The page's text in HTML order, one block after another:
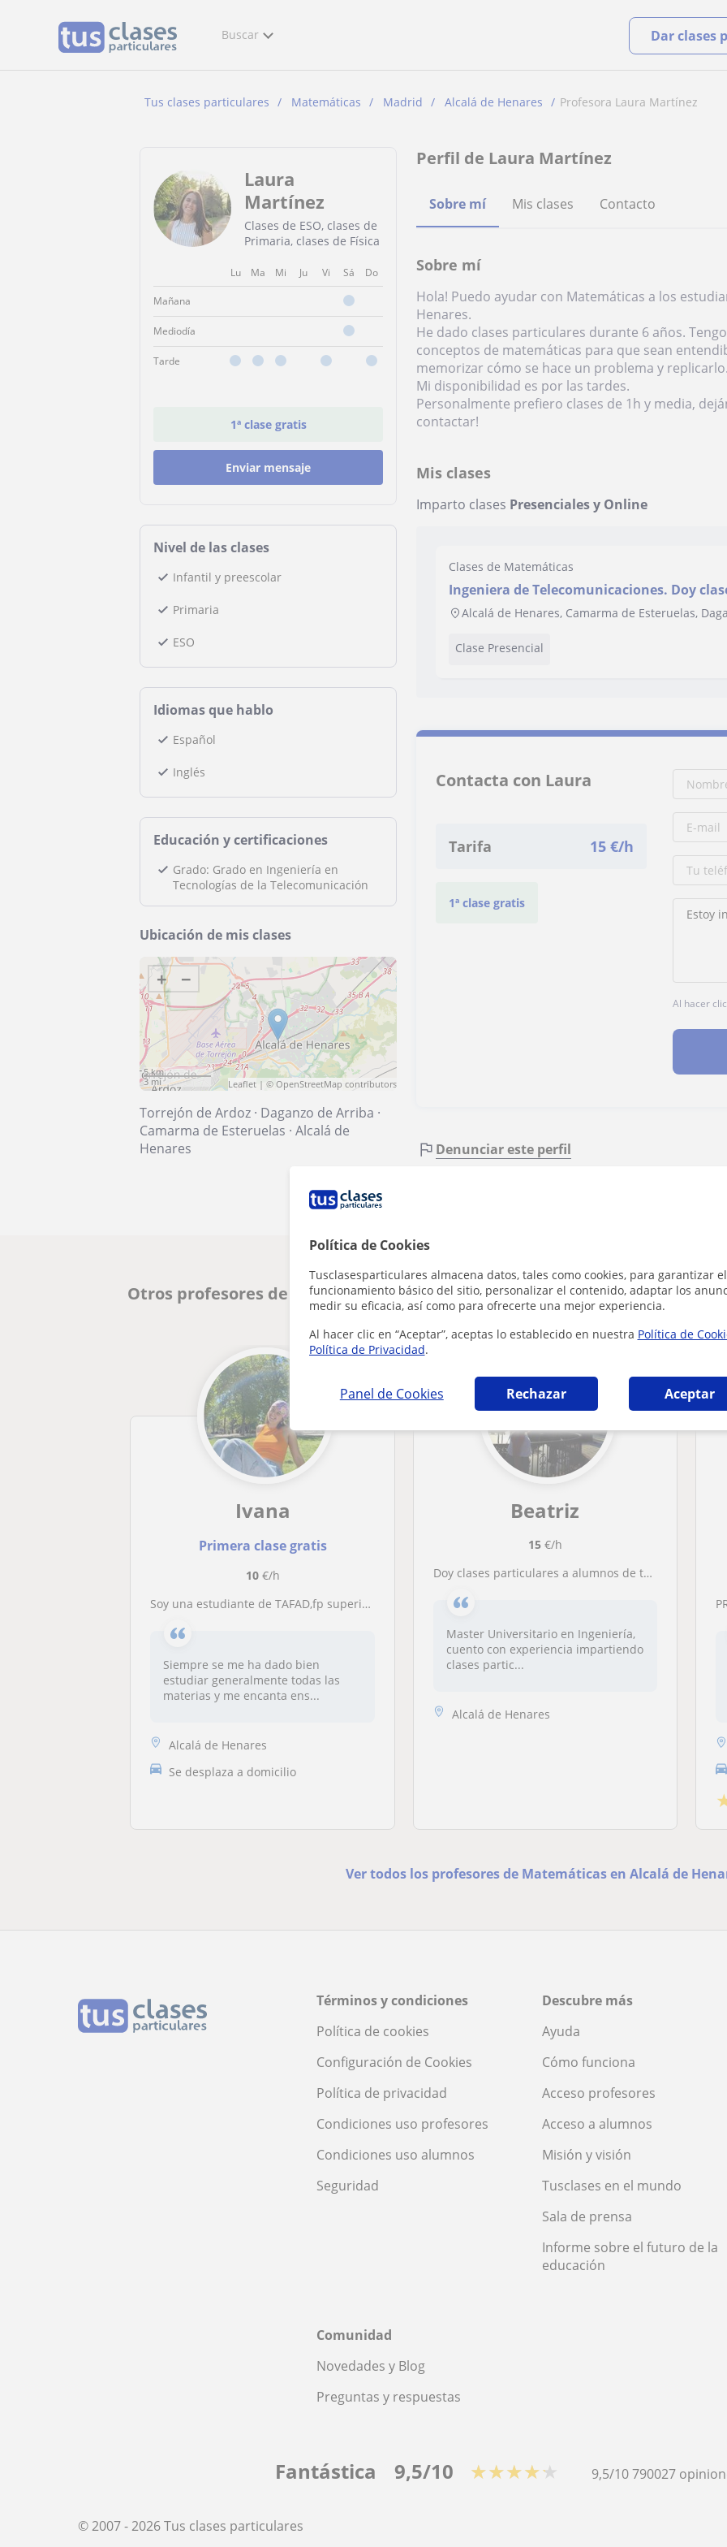
Política de Cookies
Tusclasesparticulares almacena datos, tales como cookies, para garantizar el
funcionamiento básico del sitio, personalizar el contenido, adaptar los
medir su eficacia, así como para ofrecerte una mejor experiencia.
Al hacer clic en “Aceptar”, aceptas lo establecido en nuestra Política de
Política de Privacidad.
Panel de Cookies Rechazar Aceptar
Buscar Dar clases
Tus clases particulares Matemáticas Madrid Alcalá de Henares Profesora Laura Martínez
Laura
Martínez
Clases de ESO, clases de
Primaria, clases de Física
Lu Ma Mi Ju Vi Sá Do
Mañana
Mediodía
Tarde
1ª clase gratis
Enviar mensaje
Nivel de las clases
Infantil y preescolar
Primaria
ESO
Idiomas que hablo
Español
Inglés
Educación y certificaciones
Grado: Grado en Ingeniería en
Tecnologías de la Telecomunicación
Ubicación de mis clases
+ −
5 km
3 mi
Leaflet | ©OpenStreetMap contributors
Torrejón de Ardoz · Daganzo de Arriba ·
Camarma de Esteruelas · Alcalá de
Henares
Perfil de Laura Martínez
Sobre mí Mis clases Contacto
Sobre mí
Hola! Puedo ayudar con Matemáticas a los
Henares.
He dado clases particulares durante 6 años.
conceptos de matemáticas para que sean
memorizar cómo se hace un problema y replicarlo.
Mi disponibilidad es por las tardes.
Personalmente prefiero clases de 1h y media,
contactar!
Mis clases
Imparto clases Presenciales y Online
Clases de Matemáticas
Ingeniera de Telecomunicaciones. Doy
de Henares por las tardes. Niveles primaria
Alcalá de Henares, Camarma de Esteruelas,
Clase Presencial
Contacta con Laura
Tarifa 15 €/h
1ª clase gratis
Al hacer
Denunciar este perfil
Otros profesores de Matemáticas en Alcalá de Henares que pueden
Ivana
Primera clase gratis
10€/h
Soy una estudiante de TAFAD,fp superior de enseñanza deportiva y doy clases particulares de inglés, matemáticas, lengua, sociales
Siempre se me ha dado bien
estudiar generalmente todas las
materias y me encanta ens...
Alcalá de Henares
Se desplaza a domicilio
Beatriz
15€/h
Doy clases particulares a alumnos de todos los niveles (primaria, ESO, bachillerato, universidad) de asignaturas tecnológicas. Soy ingeniera superior
Master Universitario en Ingeniería,
cuento con experiencia impartiendo
clases partic...
Alcalá de Henares
Ver todos los profesores de Matemáticas en Alcalá de
Términos y condiciones
Política de cookies
Configuración de Cookies
Política de privacidad
Condiciones uso profesores
Condiciones uso alumnos
Seguridad
Descubre más
Ayuda
Cómo funciona
Acceso profesores
Acceso a alumnos
Misión y visión
Tusclases en el mundo
Sala de prensa
Informe sobre el futuro de la
educación
Comunidad
Novedades y Blog
Preguntas y respuestas
Fantástica 9,5/10 ★★★★★ 9,5/10790027
© 2007 - 2026 Tus clases particulares